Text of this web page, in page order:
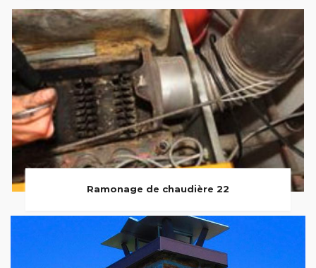
Ramonage de chaudière 22